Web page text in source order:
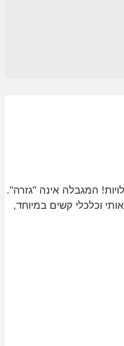
המגבלה אינה "גזרה".
וכלכלי קשים במיוחד,